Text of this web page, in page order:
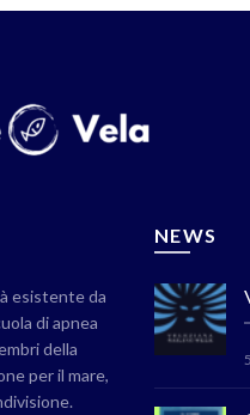
esistente da
di apnea
della
per il mare,
NEWS